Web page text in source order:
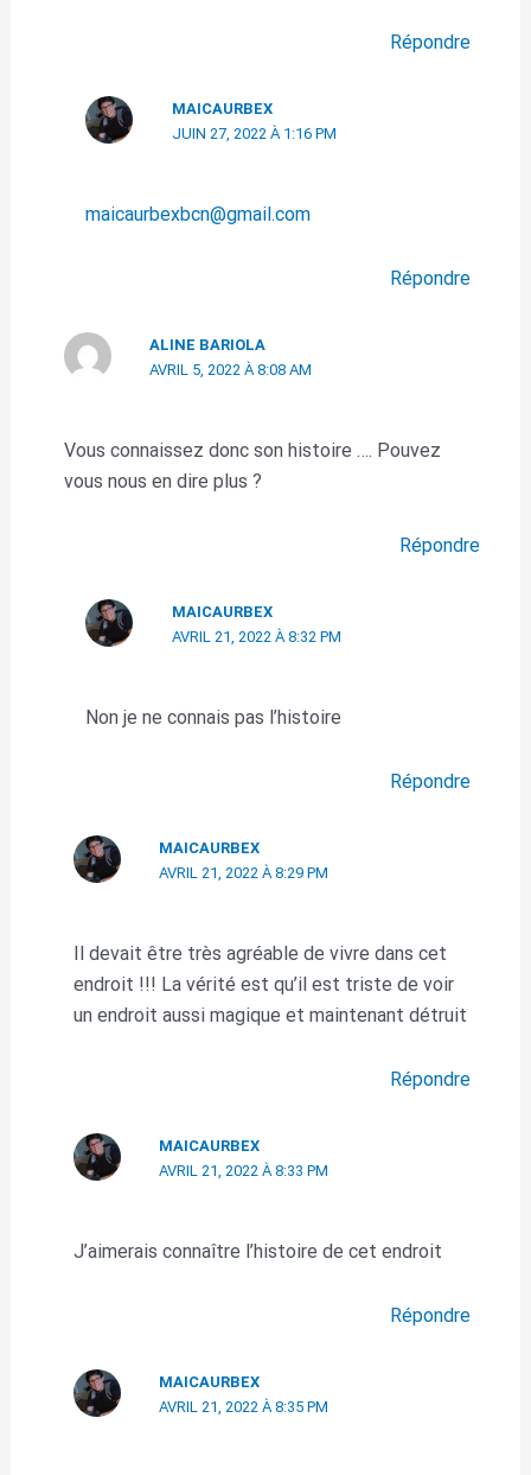
Répondre
MAICAURBEX
JUIN 27, 2022 À 1:16 PM
maicaurbexbcn@gmail.com
Répondre
ALINE BARIOLA
AVRIL 5, 2022 À 8:08 AM
Vous connaissez donc son histoire …. Pouvez
vous nous en dire plus ?
Répondre
MAICAURBEX
AVRIL 21, 2022 À 8:32 PM
Non je ne connais pas l’histoire
Répondre
MAICAURBEX
AVRIL 21, 2022 À 8:29 PM
Il devait être très agréable de vivre dans cet
endroit !!! La vérité est qu’il est triste de voir
un endroit aussi magique et maintenant détruit
Répondre
MAICAURBEX
AVRIL 21, 2022 À 8:33 PM
J’aimerais connaître l’histoire de cet endroit
Répondre
MAICAURBEX
AVRIL 21, 2022 À 8:35 PM